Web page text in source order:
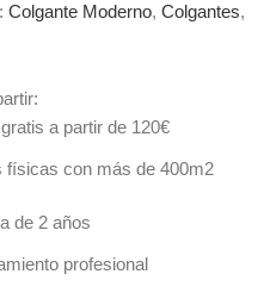
Colgante Moderno, Colgantes,
a partir de 120€
físicas con más de 400m2
de 2 años
profesional